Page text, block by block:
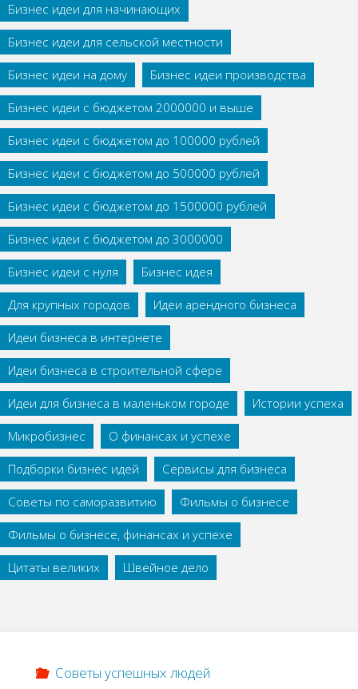
Бизнес идеи для начинающих
Бизнес идеи для сельской местности
Бизнес идеи на дому
Бизнес идеи производства
Бизнес идеи с бюджетом 2000000 и выше
Бизнес идеи с бюджетом до 100000 рублей
Бизнес идеи с бюджетом до 500000 рублей
Бизнес идеи с бюджетом до 1500000 рублей
Бизнес идеи с бюджетом до 3000000
Бизнес идеи с нуля
Бизнес идея
Для крупных городов
Идеи арендного бизнеса
Идеи бизнеса в интернете
Идеи бизнеса в строительной сфере
Идеи для бизнеса в маленьком городе
Истории успеха
Микробизнес
О финансах и успехе
Подборки бизнес идей
Сервисы для бизнеса
Советы по саморазвитию
Фильмы о бизнесе
Фильмы о бизнесе, финансах и успехе
Цитаты великих
Швейное дело
Советы успешных людей